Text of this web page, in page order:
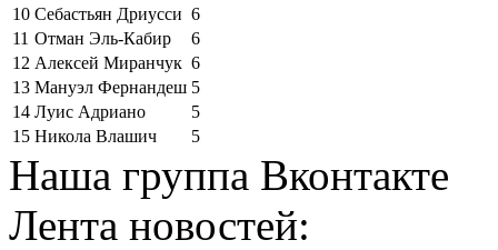
10 Себастьян Дриусси 6
11 Отман Эль-Кабир
6
12 Алексей Миранчук 6
13 Мануэл Фернандеш 5
14 Луис Адриано
5
15 Никола Влашич 5
Наша группа Вконтакте
Лента новостей: